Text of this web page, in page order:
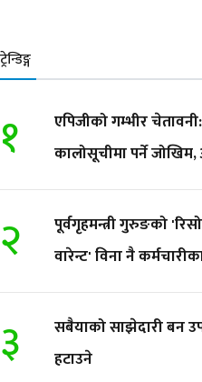
ट्रेन्डिङ्ग
१
एपिजीको गम्भीर
कालोसूचीमा पर्ने
२
पूर्वगृहमन्त्री गुरुङको
वारेन्ट' विना नै
३
सबैयाको साझेदारी बन
हटाउने